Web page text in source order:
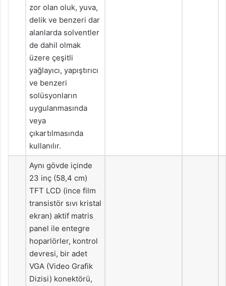
zor olan oluk, yuva,
delik ve benzeri dar
alanlarda solventler
de dahil olmak
üzere çeşitli
yağlayıcı, yapıştırıcı
ve benzeri
solüsyonların
uygulanmasında
veya
çıkartılmasında
kullanılır.
Aynı gövde içinde
23 inç (58,4 cm)
TFT LCD (ince film
transistör sıvı kristal
ekran) aktif matris
panel ile entegre
hoparlörler, kontrol
devresi, bir adet
VGA (Video Grafik
Dizisi) konektörü,